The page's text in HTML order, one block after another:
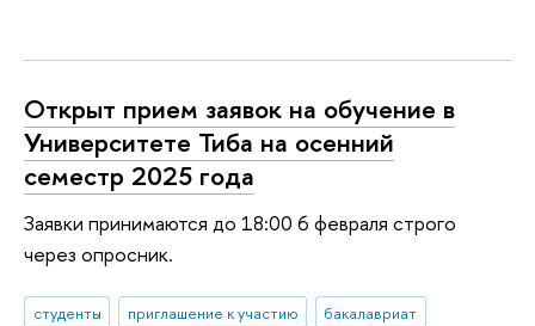
Открыт прием заявок на обучение в
Университете Тиба на осенний
семестр 2025 года
Заявки принимаются до 18:00 6 февраля строго
через опросник.
студенты приглашение к участию
бакалавриат